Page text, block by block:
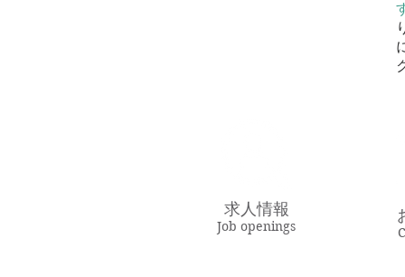
求人情報
Job openings